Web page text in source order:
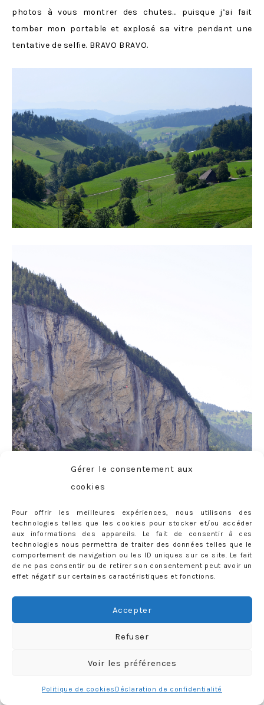
Gérer le consentement aux
cookies
Pour offrir les meilleures expériences, nous utilisons des
technologies telles que les cookies pour stocker et/ou accéder
aux informations des appareils. Le fait de consentir à ces
technologies nous permettra de traiter des données telles que le
comportement de navigation ou les ID uniques sur ce site. Le fait
de ne pas consentir ou de retirer son consentement peut avoir un
effet négatif sur certaines caractéristiques et fonctions.
Accepter
Refuser
Voir les préférences
Politique de cookies Déclaration de confidentialité
photos à vous montrer des chutes… puisque j’ai fait
tomber mon portable et explosé sa vitre pendant une
tentative de selfie. BRAVO BRAVO.